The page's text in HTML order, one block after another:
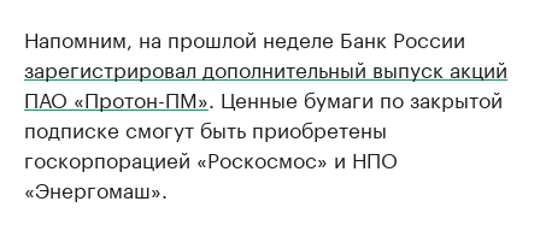
Напомним, на прошлой неделе Банк России
зарегистрировал дополнительный выпуск акций
ПАО «Протон-ПМ» . Ценные бумаги по закрытой
подписке смогут быть приобретены
госкорпорацией «Роскосмос» и НПО
«Энергомаш».